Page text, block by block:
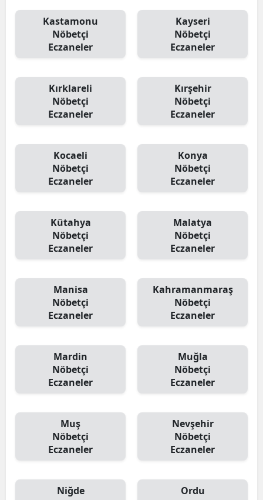
Kastamonu
Nöbetçi
Eczaneler
Kayseri
Nöbetçi
Eczaneler
Kırklareli
Nöbetçi
Eczaneler
Kırşehir
Nöbetçi
Eczaneler
Kocaeli
Nöbetçi
Eczaneler
Konya
Nöbetçi
Eczaneler
Kütahya
Nöbetçi
Eczaneler
Malatya
Nöbetçi
Eczaneler
Manisa
Nöbetçi
Eczaneler
Kahramanmaraş
Nöbetçi
Eczaneler
Mardin
Nöbetçi
Eczaneler
Muğla
Nöbetçi
Eczaneler
Muş
Nöbetçi
Eczaneler
Nevşehir
Nöbetçi
Eczaneler
Niğde
Ordu